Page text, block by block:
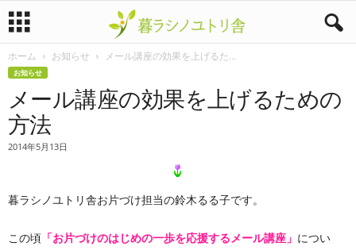
暮
シ
ユ
ホーム お知らせ メール講座の効果を上げるた...
お知らせ
メール講座の効果を上げるための
方法
2014年5月13日
暮ラシノユトリ舎お片づけ担当の鈴木るる子です。
この頃 「お片づけのはじめの一歩を応援するメール講座」 につい